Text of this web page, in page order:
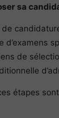
sa
de
d’examens
de
étapes